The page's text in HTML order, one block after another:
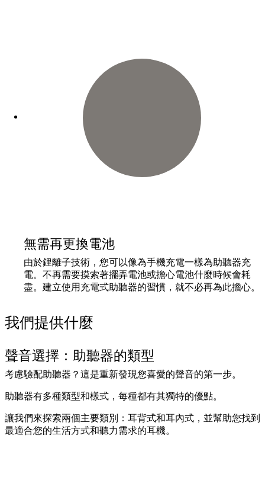
無需再更換電池
由於鋰離子技術，您可以像為手機充電一樣為助聽器充
電。不再需要摸索著擺弄電池或擔心電池什麼時候會耗
盡。建立使用充電式助聽器的習慣，就不必再為此擔心。
我們提供什麼
聲音選擇：助聽器的類型
考慮驗配助聽器？這是重新發現您喜愛的聲音的第一步。
助聽器有多種類型和樣式，每種都有其獨特的優點。
讓我們來探索兩個主要類別：耳背式和耳內式，並幫助您找到
最適合您的生活方式和聽力需求的耳機。